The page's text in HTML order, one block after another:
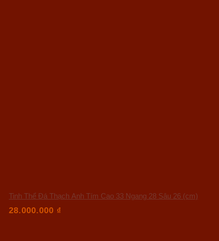
Tinh Thể Đá Thạch Anh Tím Cao 33 Ngang 28 Sâu 26 (cm)
28.000.000 ₫